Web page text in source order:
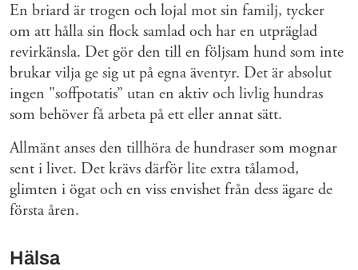
En briard är trogen och lojal mot sin familj, tycker
om att hålla sin flock samlad och har en utpräglad
revirkänsla. Det gör den till en följsam hund som inte
brukar vilja ge sig ut på egna äventyr. Det är absolut
ingen "soffpotatis” utan en aktiv och livlig hundras
som behöver få arbeta på ett eller annat sätt.
Allmänt anses den tillhöra de hundraser som mognar
sent i livet. Det krävs därför lite extra tålamod,
glimten i ögat och en viss envishet från dess ägare de
första åren.
Hälsa